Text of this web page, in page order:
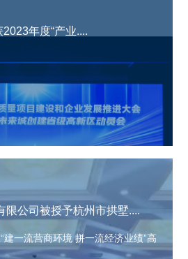
年度“产业....
限公司被授予杭州市拱墅....
一流营商环境 拼一流经济业绩”高